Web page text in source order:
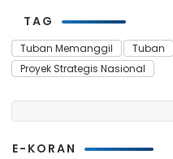
TAG
Tuban Memanggil Tuban
Proyek Strategis Nasional
E-KORAN